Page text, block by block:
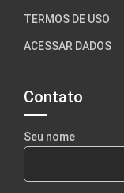
TERMOS DE USO
ACESSAR DADOS
Contato
Seu nome